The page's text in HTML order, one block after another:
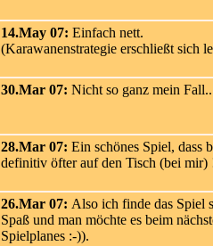
14.May 07: Einfach nett.
(Karawanenstrategie erschließt sich
30.Mar 07: Nicht so ganz mein
28.Mar 07: Ein schönes Spiel, dass
definitiv öfter auf den Tisch (bei mir)
26.Mar 07: Also ich finde das Spiel
Spaß und man möchte es beim
Spielplanes :-)).